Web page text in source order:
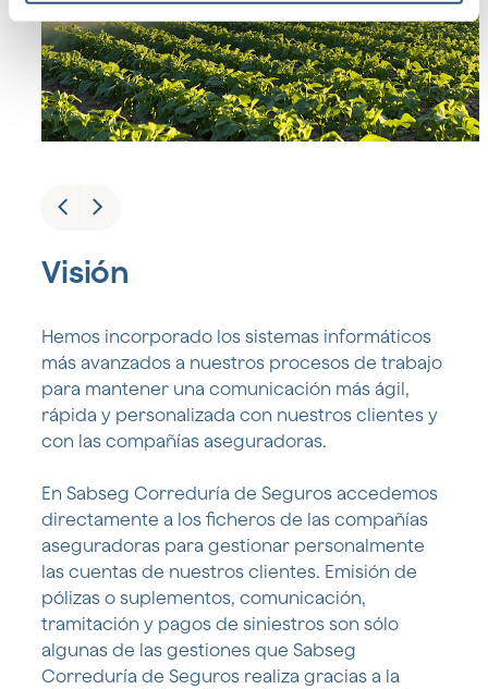
Visión
Hemos incorporado los sistemas informáticos
más avanzados a nuestros procesos de trabajo
para mantener una comunicación más ágil,
rápida y personalizada con nuestros clientes y
con las compañías aseguradoras.
En Sabseg Correduría de Seguros accedemos
directamente a los ficheros de las compañías
aseguradoras para gestionar personalmente
las cuentas de nuestros clientes. Emisión de
pólizas o suplementos, comunicación,
tramitación y pagos de siniestros son sólo
algunas de las gestiones que Sabseg
Correduría de Seguros realiza gracias a la